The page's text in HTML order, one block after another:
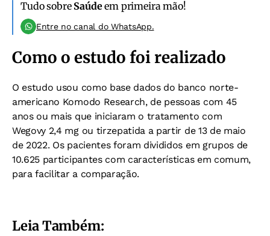
Tudo sobre Saúdeem primeira mão!
Entre no canal do WhatsApp.
Como o estudo foi realizado
O estudo usou como base dados do banco norte-
americano Komodo Research, de pessoas com 45
anos ou mais que iniciaram o tratamento com
Wegovy 2,4 mg ou tirzepatida a partir de 13 de maio
de 2022. Os pacientes foram divididos em grupos de
10.625 participantes com características em comum,
para facilitar a comparação.
Leia Também: